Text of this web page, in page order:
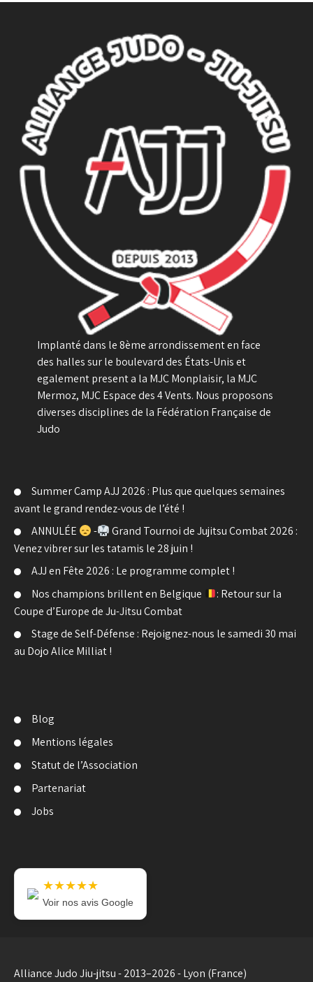
l’article
Implanté dans le 8ème arrondissement en face
des halles sur le boulevard des États-Unis et
egalement present a la MJC Monplaisir, la MJC
Mermoz, MJC Espace des 4 Vents. Nous proposons
diverses disciplines de la Fédération Française de
Judo
Summer Camp AJJ 2026 : Plus que quelques semaines
avant le grand rendez-vous de l’été !
ANNULÉE
-
Grand Tournoi de Jujitsu Combat 2026 :
Venez vibrer sur les tatamis le 28 juin !
AJJ en Fête 2026 : Le programme complet !
Nos champions brillent en Belgique
: Retour sur la
Coupe d’Europe de Ju-Jitsu Combat
Stage de Self-Défense : Rejoignez-nous le samedi 30 mai
au Dojo Alice Milliat !
Blog
Mentions légales
Statut de l’Association
Partenariat
Jobs
★★★★★
Voir nos avis Google
Alliance Judo Jiu-jitsu - 2013–2026 - Lyon (France)